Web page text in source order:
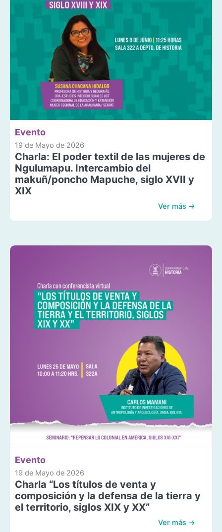
Evento
19 de Mayo de 2026
Charla: El poder textil de las mujeres de
Ngulumapu. Intercambio del
makuñ/poncho Mapuche, siglo XVII y
XIX
Ver más →
Evento
19 de Mayo de 2026
Charla “Los títulos de venta y
composición y la defensa de la tierra y
el territorio, siglos XIX y XX”
Ver más →